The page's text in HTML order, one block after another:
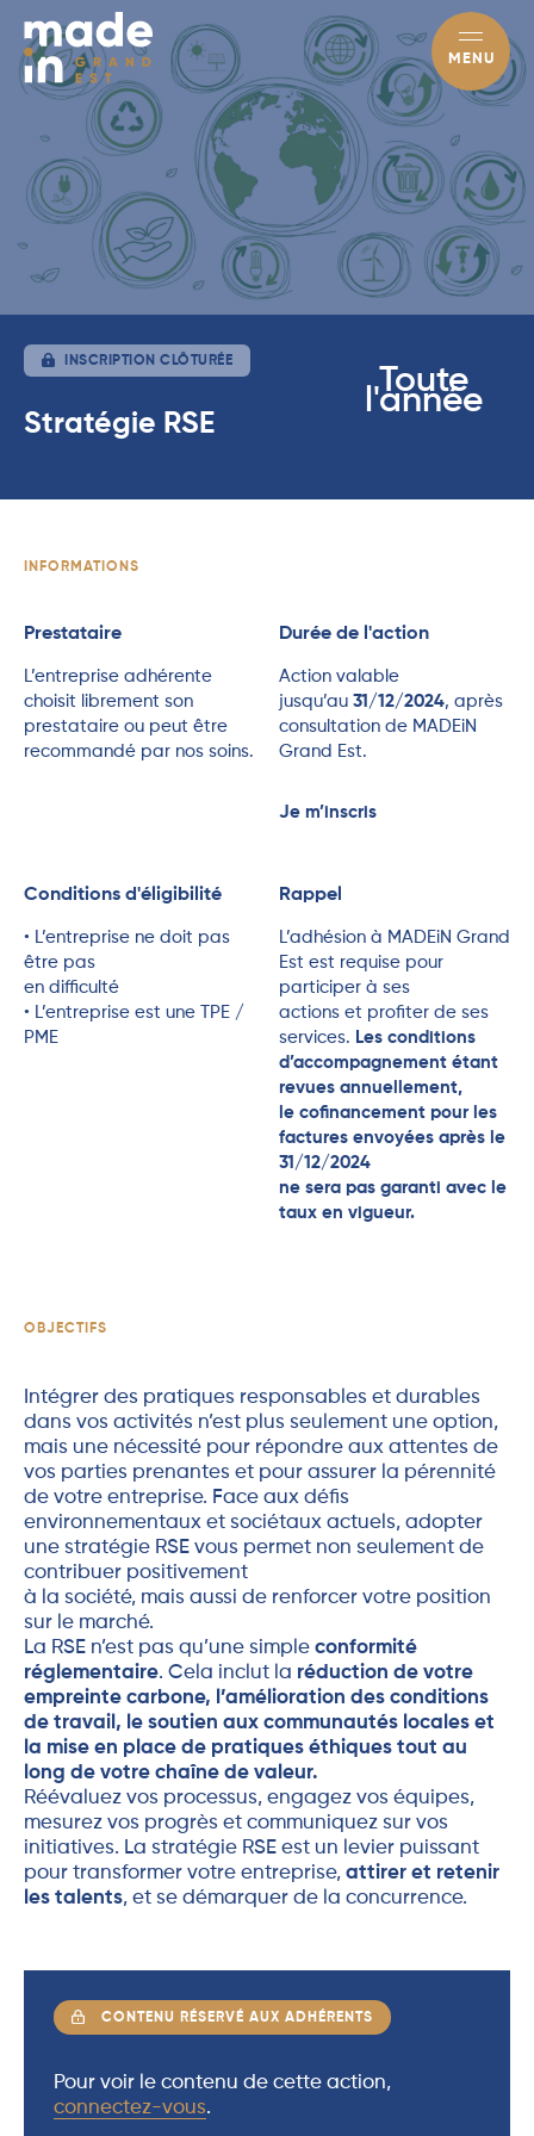
MENU
INSCRIPTION CLÔTURÉE
Stratégie RSE
Toute
l'année
INFORMATIONS
Prestataire
L’entreprise adhérente
choisit librement son
prestataire ou peut être
recommandé par nos soins.
Durée de l'action
Action valable
jusqu’au 31/12/2024, après
consultation de MADEiN
Grand Est.
Je m’inscris
Conditions d'éligibilité
• L’entreprise ne doit pas
être pas
en difficulté
• L’entreprise est une TPE /
PME
Rappel
L’adhésion à MADEiN Grand
Est est requise pour
participer à ses
actions et profiter de ses
services. Les conditions
d’accompagnement étant
revues annuellement,
le cofinancement pour les
factures envoyées après le
31/12/2024
ne sera pas garanti avec le
taux en vigueur.
OBJECTIFS
Intégrer des pratiques responsables et durables
dans vos activités n’est plus seulement une option,
mais une nécessité pour répondre aux attentes de
vos parties prenantes et pour assurer la pérennité
de votre entreprise. Face aux défis
environnementaux et sociétaux actuels, adopter
une stratégie RSE vous permet non seulement de
contribuer positivement
à la société, mais aussi de renforcer votre position
sur le marché.
La RSE n’est pas qu’une simple conformité
réglementaire. Cela inclut la réduction de votre
empreinte carbone, l’amélioration des conditions
de travail, le soutien aux communautés locales et
la mise en place de pratiques éthiques tout au
long de votre chaîne de valeur.
Réévaluez vos processus, engagez vos équipes,
mesurez vos progrès et communiquez sur vos
initiatives. La stratégie RSE est un levier puissant
pour transformer votre entreprise, attirer et retenir
les talents, et se démarquer de la concurrence.
CONTENU RÉSERVÉ AUX ADHÉRENTS
Pour voir le contenu de cette action,
connectez-vous.